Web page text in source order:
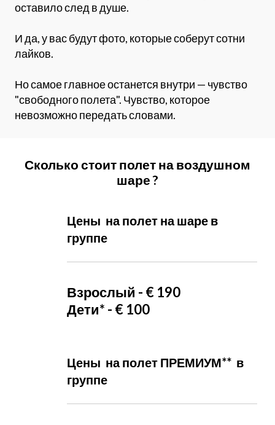
оставило след в душе.
И да, у вас будут фото, которые соберут сотни
лайков.
Но самое главное останется внутри — чувство
"свободного полета". Чувство, которое
невозможно передать словами.
Сколько стоит полет на воздушном
шаре ?
Цены  на полет на шаре в
группе
Взрослый - € 190
Дети* - € 100
Цены  на полет ПРЕМИУМ**  в
группе